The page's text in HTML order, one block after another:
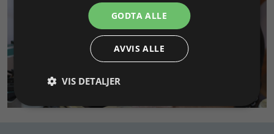
SMYKKEKURS
GODTA ALLE
AVVIS ALLE
VIS DETALJER